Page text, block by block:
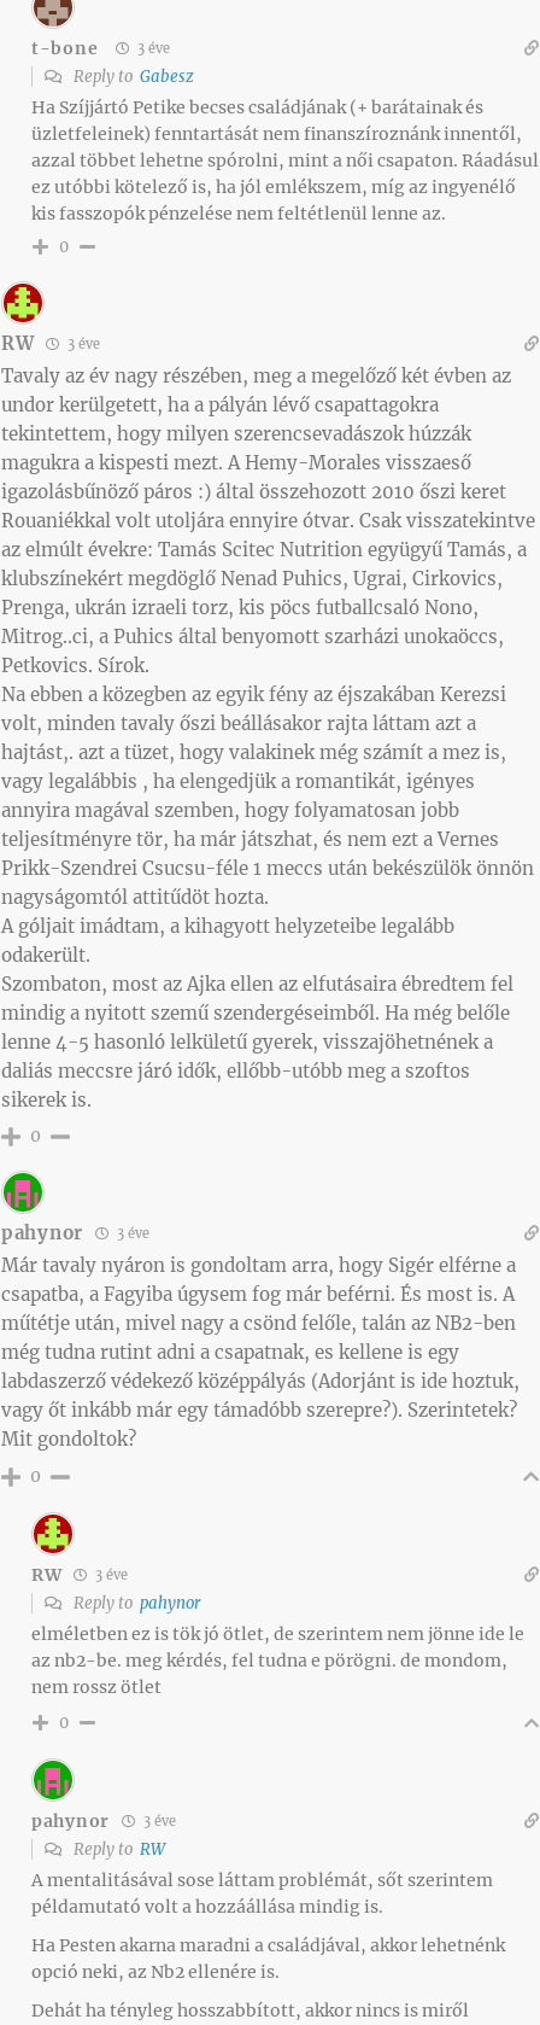
t-bone 3 éve
Reply to Gabesz
Ha Szíjjártó Petike becses családjának (+ barátainak és
üzletfeleinek) fenntartását nem finanszíroznánk innentől,
azzal többet lehetne spórolni, mint a női csapaton. Ráadásul
ez utóbbi kötelező is, ha jól emlékszem, míg az ingyenélő
kis fasszopók pénzelése nem feltétlenül lenne az.
0
RW 3 éve
Tavaly az év nagy részében, meg a megelőző két évben az
undor kerülgetett, ha a pályán lévő csapattagokra
tekintettem, hogy milyen szerencsevadászok húzzák
magukra a kispesti mezt. A Hemy-Morales visszaeső
igazolásbűnöző páros :) által összehozott 2010 őszi keret
Rouaniékkal volt utoljára ennyire ótvar. Csak visszatekintve
az elmúlt évekre: Tamás Scitec Nutrition együgyű Tamás, a
klubszínekért megdöglő Nenad Puhics, Ugrai, Cirkovics,
Prenga, ukrán izraeli torz, kis pöcs futballcsaló Nono,
Mitrog..ci, a Puhics által benyomott szarházi unokaöccs,
Petkovics. Sírok.
Na ebben a közegben az egyik fény az éjszakában Kerezsi
volt, minden tavaly őszi beállásakor rajta láttam azt a
hajtást,. azt a tüzet, hogy valakinek még számít a mez is,
vagy legalábbis , ha elengedjük a romantikát, igényes
annyira magával szemben, hogy folyamatosan jobb
teljesítményre tör, ha már játszhat, és nem ezt a Vernes
Prikk-Szendrei Csucsu-féle 1 meccs után bekészülök önnön
nagyságomtól attitűdöt hozta.
A góljait imádtam, a kihagyott helyzeteibe legalább
odakerült.
Szombaton, most az Ajka ellen az elfutásaira ébredtem fel
mindig a nyitott szemű szendergéseimből. Ha még belőle
lenne 4-5 hasonló lelkületű gyerek, visszajöhetnének a
daliás meccsre járó idők, ellőbb-utóbb meg a szoftos
sikerek is.
0
pahynor 3 éve
Már tavaly nyáron is gondoltam arra, hogy Sigér elférne a
csapatba, a Fagyiba úgysem fog már beférni. És most is. A
műtétje után, mivel nagy a csönd felőle, talán az NB2-ben
még tudna rutint adni a csapatnak, es kellene is egy
labdaszerző védekező középpályás (Adorjánt is ide hoztuk,
vagy őt inkább már egy támadóbb szerepre?). Szerintetek?
Mit gondoltok?
0
RW 3 éve
Reply to pahynor
elméletben ez is tök jó ötlet, de szerintem nem jönne ide le
az nb2-be. meg kérdés, fel tudna e pörögni. de mondom,
nem rossz ötlet
0
pahynor 3 éve
Reply to RW
A mentalitásával sose láttam problémát, sőt szerintem
példamutató volt a hozzáállása mindig is.
Ha Pesten akarna maradni a családjával, akkor lehetnénk
opció neki, az Nb2 ellenére is.
Dehát ha tényleg hosszabbított, akkor nincs is miről